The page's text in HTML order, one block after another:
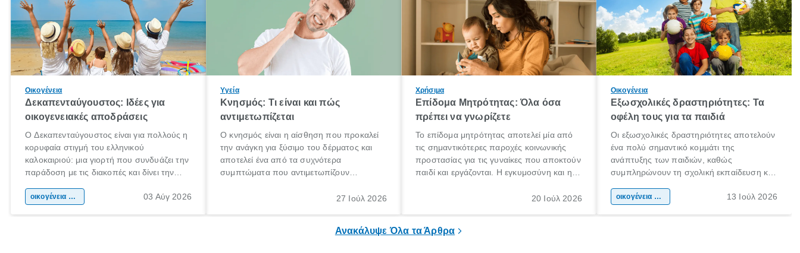
Οικογένεια
Δεκαπενταύγουστος: Ιδέες για
οικογενειακές αποδράσεις
Ο Δεκαπενταύγουστος είναι για πολλούς η
κορυφαία στιγμή του ελληνικού
καλοκαιριού: μια γιορτή που συνδυάζει την
παράδοση με τις διακοπές και δίνει την
χώρας. Είτε πρόκειται για λίγες μέρες
οικογένεια & παιδί 03 Αύγ 2026
Υγεία
Κνησμός: Τι είναι και πώς
αντιμετωπίζεται
Ο κνησμός είναι η αίσθηση που προκαλεί
την ανάγκη για ξύσιμο του δέρματος και
αποτελεί ένα από τα συχνότερα
συμπτώματα που αντιμετωπίζουν
πληροφορίες για το «κνησμός τι είναι»,
27 Ιούλ 2026
Χρήσιμα
Επίδομα Μητρότητας: Όλα όσα
πρέπει να γνωρίζετε
Το επίδομα μητρότητας αποτελεί μία από
τις σημαντικότερες παροχές κοινωνικής
προστασίας για τις γυναίκες που αποκτούν
παιδί και εργάζονται. Η εγκυμοσύνη και η
σημαντική περίοδος στη ζωή κάθε20 Ιούλ 2026
Οικογένεια
Εξωσχολικές δραστηριότητες: Τα
οφέλη τους για τα παιδιά
Οι εξωσχολικές δραστηριότητες αποτελούν
ένα πολύ σημαντικό κομμάτι της
ανάπτυξης των παιδιών, καθώς
συμπληρώνουν τη σχολική εκπαίδευση και
της προσωπικότητας, της κοινωνικότητας
οικογένεια & παιδί 13 Ιούλ 2026
Ανακάλυψε Όλα τα Άρθρα